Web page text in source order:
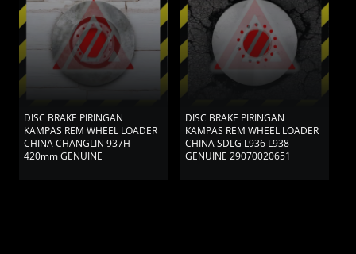
DISC BRAKE PIRINGAN
KAMPAS REM WHEEL LOADER
CHINA CHANGLIN 937H
420mm GENUINE
DISC BRAKE PIRINGAN
KAMPAS REM WHEEL LOADER
CHINA SDLG L936 L938
GENUINE 29070020651